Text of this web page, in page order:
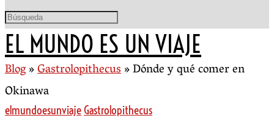
EL MUNDO ES UN VIAJE
Blog»Gastrolopithecus»Dónde y qué comer en
Okinawa
elmundoesunviaje Gastrolopithecus